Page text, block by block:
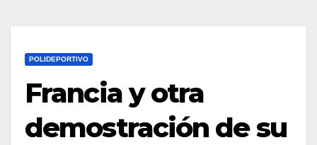
POLIDEPORTIVO
Francia y otra
demostración de su